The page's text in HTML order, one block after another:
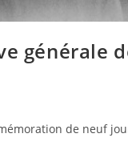
générale
de neuf